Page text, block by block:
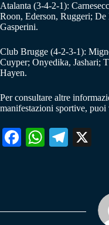
Atalanta (3-4-2-1):
Roon, Ederson, Ruggeri; De
Gasperini.
Club Brugge (4-2-3-1):
Cuyper; Onyedika, Jashari;
Hayen.
Per consultare altre
manifestazioni sportive, puoi
Fa W
pp
Te
m